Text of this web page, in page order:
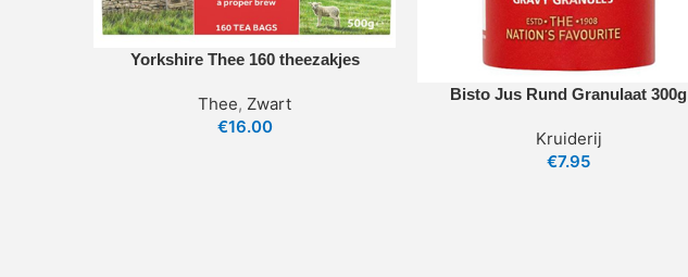
Yorkshire Thee 160 theezakjes
Thee, Zwart
€16.00
Bisto Jus Rund Granulaat 300g
Kruiderij
€7.95